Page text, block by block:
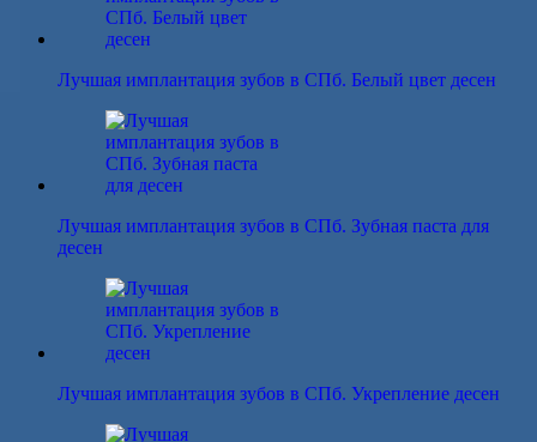
Лучшая имплантация зубов в СПб. Белый цвет десен
Лучшая имплантация зубов в СПб. Зубная паста для
десен
Лучшая имплантация зубов в СПб. Укрепление десен